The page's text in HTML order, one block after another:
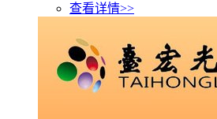
查看详情>>